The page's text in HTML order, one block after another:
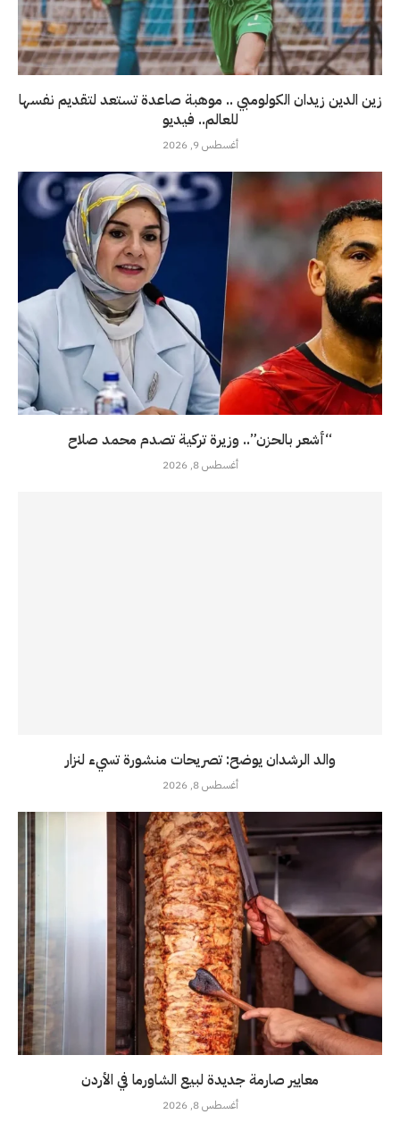
زين الدين زيدان الكولومبي .. موهبة صاعدة تستعد لتقديم نفسها
للعالم.. فيديو
أغسطس 9, 2026
“أشعر بالحزن”.. وزيرة تركية تصدم محمد صلاح
أغسطس 8, 2026
والد الرشدان يوضح: تصريحات منشورة تسيء لنزار
أغسطس 8, 2026
معايير صارمة جديدة لبيع الشاورما في الأردن
أغسطس 8, 2026